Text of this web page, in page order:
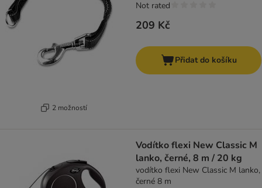
2 možností
209 Kč
Not rated
Přidat do košíku
Vodítko flexi New Classic M
lanko, černé, 8 m / 20 kg
vodítko flexi New Classic M lanko,
černé 8 m